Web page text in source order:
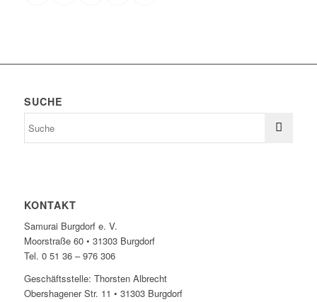
SUCHE
KONTAKT
Samurai Burgdorf e. V.
Moorstraße 60 • 31303 Burgdorf
Tel. 0 51 36 – 976 306
Geschäftsstelle: Thorsten Albrecht
Obershagener Str. 11 • 31303 Burgdorf